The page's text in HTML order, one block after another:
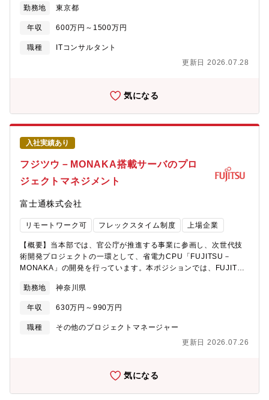
の一例で、数年の実績もあり、現在も進行しています。この他に
ションの魅力】■IPO準備フェーズにおいて、コアメンバーとして
できる【働き方】・オフィス及びリモートワーク（在宅）可能：
週2-3日【ミッション】技術で人の可能性を解き放ち、すべての組
るためには、人とAIが融合した新しい働き方による飛躍的な生産
す。※AX（AI transformation）とは･･･AIを活用したDX推進のこ
ングAI活用の戦略策定から実行、人材育成に伴走し、AX（AI
transformation）を支援する「AIソリューションカンパニー」で
す。パッケージ提供ではなく、課題と組織の成熟度に合わせてゼ
ロベースでプロジェクトを設計・推進支援。成果を可視化し、長
期的なリピートとアップ＆クロスセル創出モデルです。【独自プ
ロダクト】◆SIGNATE WorkAI経営視点で生成AI活用を推進する
ための戦略立案AIエージェント◆SIGNATE Cloud全社員を生成AI
武装させるオンライン実践型学習サービス◆SIGNATE
Competition国内最大10万人超の会員が参加するAI開発競技プラ
ットフォーム【他社にない強み】◆AI人材コミュニティ10万人の
ト実績先端技術の研究開発からデジタル人材育成プラットフォー
のヒントを集積したオウンドメディア
る事を支援します。先端的なテクノロジーの活用による新規事業
開発、営業・マーケティング改革、全社業務改革、経営意思決定
プロセス変革、人的資本経営の実現を推進しています。【募集職
種の期待役割】・AIが発展する事業環境を踏まえた事業戦略、経
捉え、その課題解決に向けてテクノロジーの活用を含んだ課題解
思決定の支援・システム開発を担当する企業と協働し、より広く
現場業務に落とし込みコンサルティングの成果をスケール【具体
的な職務内容】<業務内容>・新規事業開発の支援テクノロジーと
データの活用を核にしたビジネスモデル構想～PoC～事業化まで
の一貫した支援・業務変革/業務高度化の企画・実行支援AI・デジ
タルツール・アルゴリズムによる業務効率化・高度化/意思決定支
援（CX、営業、マーケ、販売、物流）・全社的なデータ活用戦
略/AI戦略の立案と実行支援活用活性化に向けた戦略・仕組みづく
りとデータガバナンス・データマネジメントの高度化支援・アナ
析、統計モデル等を用いた分析設計、示唆抽出AIを前提とした意
思決定プロセスの変革・テクノロジーや市場のトレンドを踏まえ
た構想策定グローバルでの最新事例や技術動向を踏まえたクライ
ル変革に向けたプランニング、AI導入を契機としたDX戦略の立て
直し【携わるビジネス・サービス・テーマ】<プロジェクト例>・
AIビジョン・戦略の立案・AIを活用する組織への変革支援・新サ
ービス・新事業の開発、POC設計・実施・CX（カスタマーエクス
ョン推進、POC実施・小売企業におけるアルゴリズムを活用した
るアルゴリズムと生成AIを活用した新たな顧客プロファイル活用
業務構築・製造業における、需要予測、販売計画、SCM計画、
【仕事の魅力・やりがい・キャリアパス】・業務改善ではなく事
勤務地 東京都
年収 600万円～1500万円
職種
ITコンサルタント
更新日 2026.07.28
気になる
入社実績あり
フジツウ－MONAKA搭載サーバのプロ
ジェクトマネジメント
富士通株式会社
リモートワーク可 フレックスタイム制度 上場企業
【概要】当本部では、官公庁が推進する事業に参画し、次世代技
術開発プロジェクトの一環として、省電力CPU「FUJITSU－
MONAKA」の開発を行っています。本ポジションでは、FUJITSU
発において、サーバ開発プロジェクト全体を対象とするプロジェ
クトマネジメントチームの実務担当として、リーダおよびサブリ
ーダのもとで、工程・リスク・開発課題の管理と推進を中心とし
た実務を担っていただく役割です。本ポジションでは、日々の開
として活躍いただきます。【具体的な業務内容】・開発工程（設
スク・マイルストーンの管理、進捗遅延の早期把握・開発中に発
生する技術的・日程的リスクの洗い出し、整理、管理・開発課題
の登録・更新・対応状況のトラッキング・関係部署と連携した課
勤務地 神奈川県
年収 630万円～990万円
職種
その他のプロジェクトマネージャー
更新日 2026.07.26
気になる